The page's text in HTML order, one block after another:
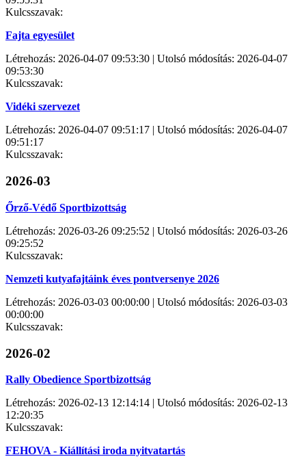
Kulcsszavak:
Fajta egyesület
Létrehozás: 2026-04-07 09:53:30 | Utolsó módosítás: 2026-04-07
09:53:30
Kulcsszavak:
Vidéki szervezet
Létrehozás: 2026-04-07 09:51:17 | Utolsó módosítás: 2026-04-07
09:51:17
Kulcsszavak:
2026-03
Őrző-Védő Sportbizottság
Létrehozás: 2026-03-26 09:25:52 | Utolsó módosítás: 2026-03-26
09:25:52
Kulcsszavak:
Nemzeti kutyafajtáink éves pontversenye 2026
Létrehozás: 2026-03-03 00:00:00 | Utolsó módosítás: 2026-03-03
00:00:00
Kulcsszavak:
2026-02
Rally Obedience Sportbizottság
Létrehozás: 2026-02-13 12:14:14 | Utolsó módosítás: 2026-02-13
12:20:35
Kulcsszavak:
FEHOVA - Kiállítási iroda nyitvatartás